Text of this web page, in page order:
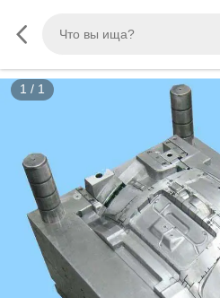
1 / 1